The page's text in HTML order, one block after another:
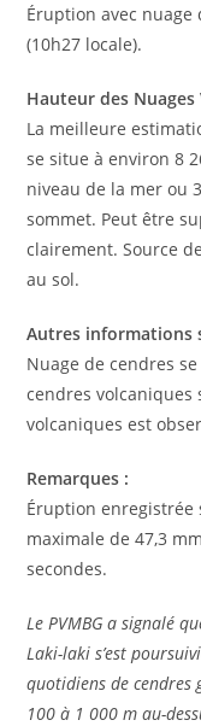
Éruption avec nuage
(10h27 locale).
Hauteur des Nuages
La meilleure
se situe à environ 8
niveau de la mer ou
sommet. Peut être
clairement. Source
au sol.
Autres informations
Nuage de cendres
cendres volcaniques
volcaniques est
Remarques :
Éruption enregistrée
maximale de 47,3
secondes.
Le PVMBG a signalé
Laki-laki s’est
quotidiens de cendres
100 à 1 000 m au-